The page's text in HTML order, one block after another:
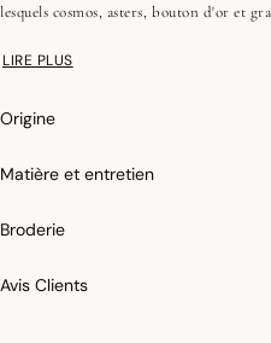
lesquels cosmos, asters, bouton d'or et
champêtre et élégant, vous pouvez aussi
assurer une similitude parfaite avec le
LIRE PLUS
Origine
Matière et entretien
Broderie
Avis Clients